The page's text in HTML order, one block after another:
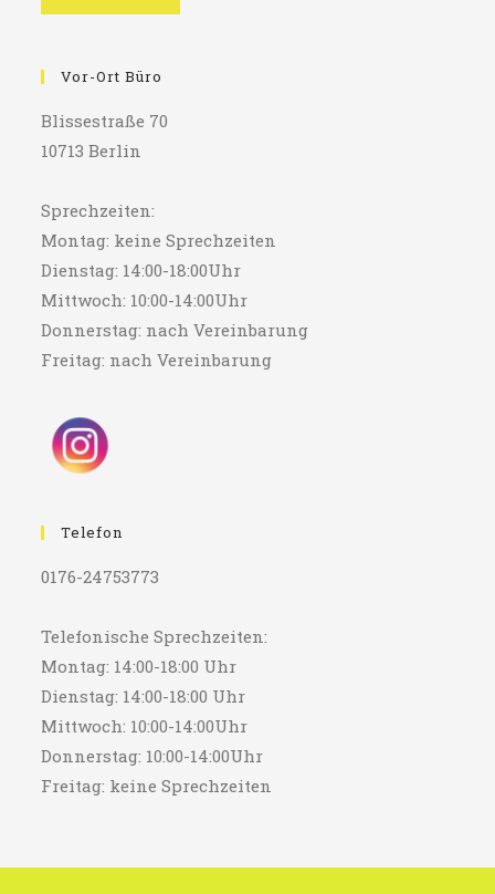
Vor-Ort Büro
Blissestraße 70
10713 Berlin
Sprechzeiten:
Montag: keine Sprechzeiten
Dienstag: 14:00-18:00Uhr
Mittwoch: 10:00-14:00Uhr
Donnerstag: nach Vereinbarung
Freitag: nach Vereinbarung
Telefon
0176-24753773
Telefonische Sprechzeiten:
Montag: 14:00-18:00 Uhr
Dienstag: 14:00-18:00 Uhr
Mittwoch: 10:00-14:00Uhr
Donnerstag: 10:00-14:00Uhr
Freitag: keine Sprechzeiten